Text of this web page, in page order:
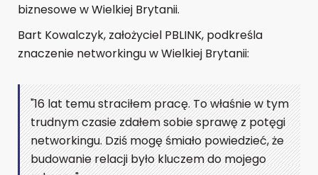
biznesowe w Wielkiej Brytanii.
Bart Kowalczyk, założyciel PBLINK, podkreśla
znaczenie networkingu w Wielkiej Brytanii:
"16 lat temu straciłem pracę. To właśnie w tym
trudnym czasie zdałem sobie sprawę z potęgi
networkingu. Dziś mogę śmiało powiedzieć, że
budowanie relacji było kluczem do mojego